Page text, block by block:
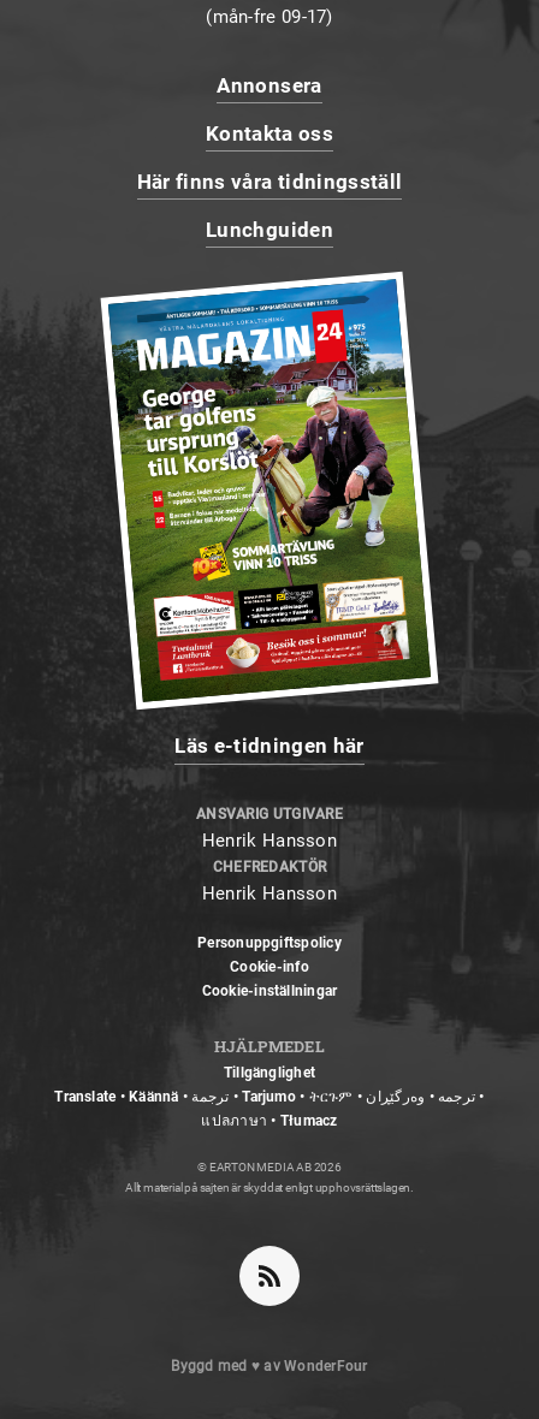
(mån-fre 09-17)
Annonsera
Kontakta oss
Här finns våra tidningsställ
Lunchguiden
Läs e-tidningen här
ANSVARIG UTGIVARE
Henrik Hansson
CHEFREDAKTÖR
Henrik Hansson
Personuppgiftspolicy
Cookie-info
Cookie-inställningar
HJÄLPMEDEL
Tillgänglighet
Translate • Käännä • ترجمة • Tarjumo • ትርጉም • ترجمه • وەرگێڕان •
แปลภาษา • Tłumacz
© EARTON MEDIA AB 2026
Allt material på sajten är skyddat enligt upphovsrättslagen.
Byggd med ♥ avWonderFour